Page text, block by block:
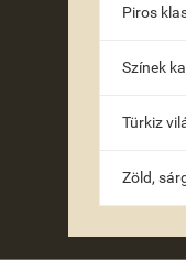
Piros
Színek
Türkiz
Zöld,